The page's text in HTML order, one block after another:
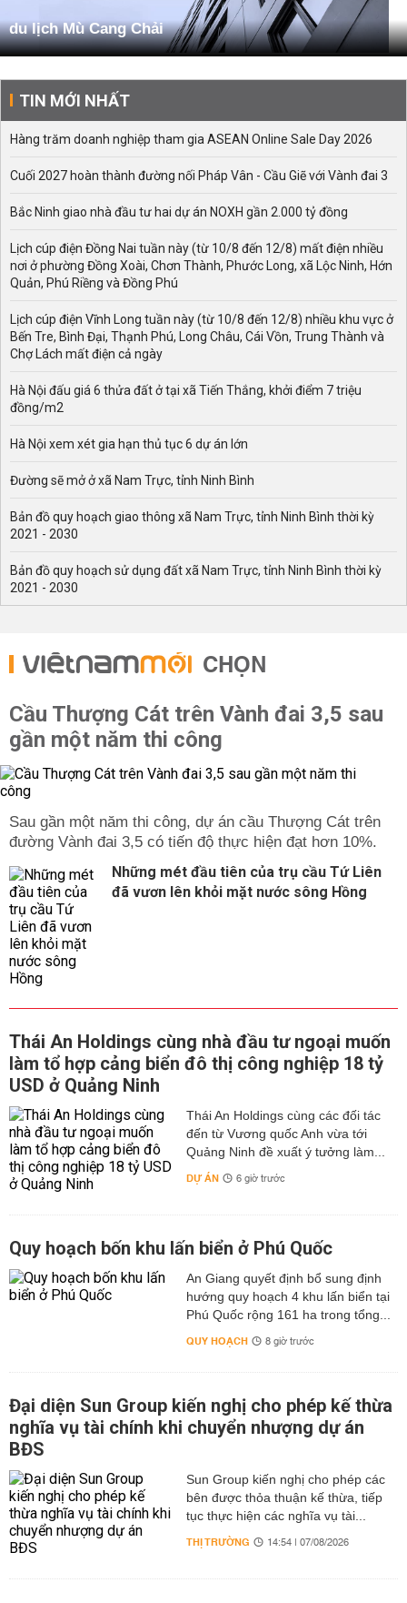
du lịch Mù Cang Chải
TIN MỚI NHẤT
Hàng trăm doanh nghiệp tham gia ASEAN Online Sale Day 2026
Cuối 2027 hoàn thành đường nối Pháp Vân - Cầu Giẽ với Vành đai 3
Bắc Ninh giao nhà đầu tư hai dự án NOXH gần 2.000 tỷ đồng
Lịch cúp điện Đồng Nai tuần này (từ 10/8 đến 12/8) mất điện nhiều
nơi ở phường Đồng Xoài, Chơn Thành, Phước Long, xã Lộc Ninh, Hớn
Quản, Phú Riềng và Đồng Phú
Lịch cúp điện Vĩnh Long tuần này (từ 10/8 đến 12/8) nhiều khu vực ở
Bến Tre, Bình Đại, Thạnh Phú, Long Châu, Cái Vồn, Trung Thành và
Chợ Lách mất điện cả ngày
Hà Nội đấu giá 6 thửa đất ở tại xã Tiến Thắng, khởi điểm 7 triệu
đồng/m2
Hà Nội xem xét gia hạn thủ tục 6 dự án lớn
Đường sẽ mở ở xã Nam Trực, tỉnh Ninh Bình
Bản đồ quy hoạch giao thông xã Nam Trực, tỉnh Ninh Bình thời kỳ
2021 - 2030
Bản đồ quy hoạch sử dụng đất xã Nam Trực, tỉnh Ninh Bình thời kỳ
2021 - 2030
CHỌN
Cầu Thượng Cát trên Vành đai 3,5 sau
gần một năm thi công
Sau gần một năm thi công, dự án cầu Thượng Cát trên
đường Vành đai 3,5 có tiến độ thực hiện đạt hơn 10%.
Những mét đầu tiên của trụ cầu Tứ Liên
đã vươn lên khỏi mặt nước sông Hồng
Thái An Holdings cùng nhà đầu tư ngoại muốn
làm tổ hợp cảng biển đô thị công nghiệp 18 tỷ
USD ở Quảng Ninh
Thái An Holdings cùng các đối tác
đến từ Vương quốc Anh vừa tới
Quảng Ninh đề xuất ý tưởng làm...
DỰ ÁN 6 giờ trước
Quy hoạch bốn khu lấn biển ở Phú Quốc
An Giang quyết định bổ sung định
hướng quy hoạch 4 khu lấn biển tại
Phú Quốc rộng 161 ha trong tổng...
QUY HOẠCH 8 giờ trước
Đại diện Sun Group kiến nghị cho phép kế thừa
nghĩa vụ tài chính khi chuyển nhượng dự án
BĐS
Sun Group kiến nghị cho phép các
bên được thỏa thuận kế thừa, tiếp
tục thực hiện các nghĩa vụ tài...
THỊ TRƯỜNG 14:54 | 07/08/2026